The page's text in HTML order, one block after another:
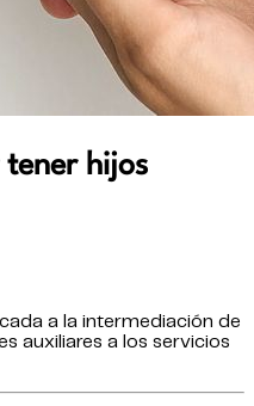
hijos
a la intermediación de
auxiliares a los servicios